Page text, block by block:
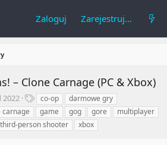
Zaloguj Zarejestruj się
– Clone Carnage (PC & Xbox)
2022
T
a
g
i
co-op
darmowe gry
carnage
game gog gore
multiplayer
third-person shooter xbox